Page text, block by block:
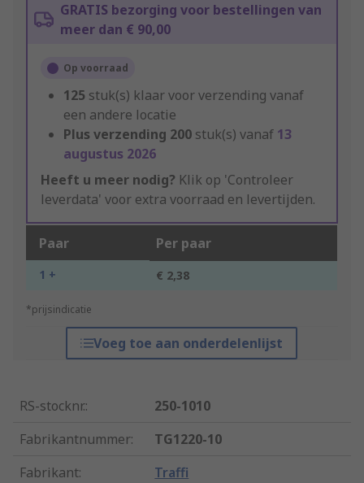
GRATIS bezorging voor bestellingen van
meer dan € 90,00
Op voorraad
125 stuk(s) klaar voor verzending vanaf
een andere locatie
Plus verzending 200 stuk(s) vanaf 13
augustus 2026
Heeft u meer nodig? Klik op 'Controleer
leverdata' voor extra voorraad en levertijden.
Paar Per paar
1 + € 2,38
*prijsindicatie
Voeg toe aan onderdelenlijst
RS-stocknr.:
250-1010
Fabrikantnummer:
TG1220-10
Fabrikant: Traffi